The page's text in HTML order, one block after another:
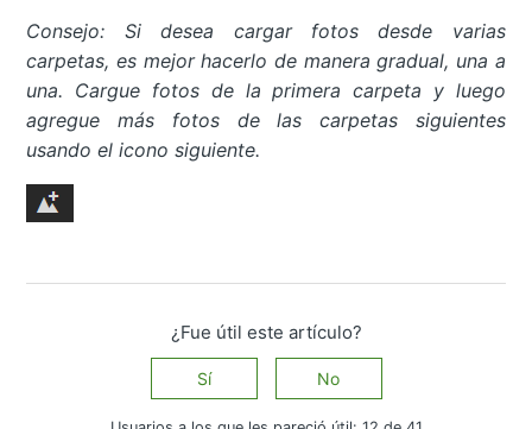
Consejo: Si desea cargar fotos desde varias
carpetas, es mejor hacerlo de manera gradual, una a
una. Cargue fotos de la primera carpeta y luego
agregue más fotos de las carpetas siguientes
usando el icono siguiente.
¿Fue útil este artículo?
Sí No